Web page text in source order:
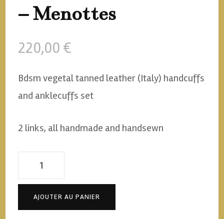
– Menottes
220,00 €
Bdsm vegetal tanned leather (Italy) handcuffs
and anklecuffs set
2 links, all handmade and handsewn
quantité
de
Ensemble
liens
AJOUTER AU PANIER